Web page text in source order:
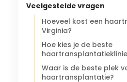
Veelgestelde vragen
Hoeveel kost een
Virginia?
Hoe kies je de beste
Waar is de beste plek
haartransplantatie?